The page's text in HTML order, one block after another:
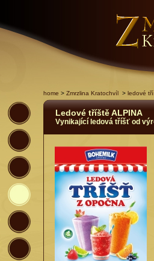
home > Zmrzlina Kratochvíl> ledové
Ledové tříště ALPINA
Vynikající ledová tříšť od